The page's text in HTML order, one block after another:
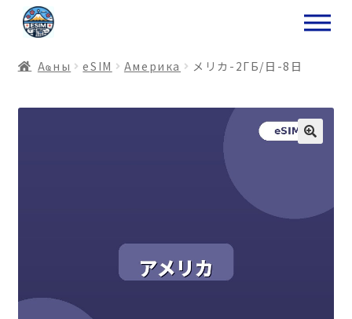
ナ
ビ
ー
ョ
コ
ン
ン
ス
Аҩны еSIM Америка メリカ-2ГБ/日-8日